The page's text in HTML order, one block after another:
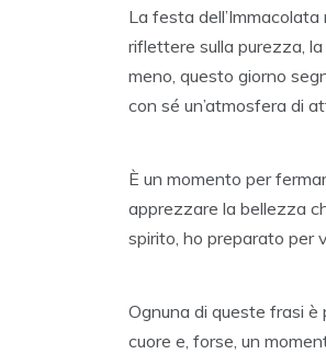
La festa
riflettere sulla purezza,
meno, questo giorno
con sé un’atmosfera di
È un momento per
apprezzare la bellezza
spirito, ho preparato per
Ognuna di queste frasi è
cuore e, forse, un